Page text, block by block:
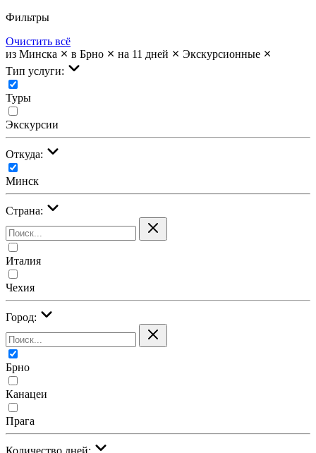
Фильтры
Очистить всё
из Минска
в Брно на 11 дней
Экскурсионные
Тип услуги:
Туры
Экскурсии
Откуда:
Минск
Страна:
Италия
Чехия
Город:
Брно
Канацеи
Прага
Количество дней: